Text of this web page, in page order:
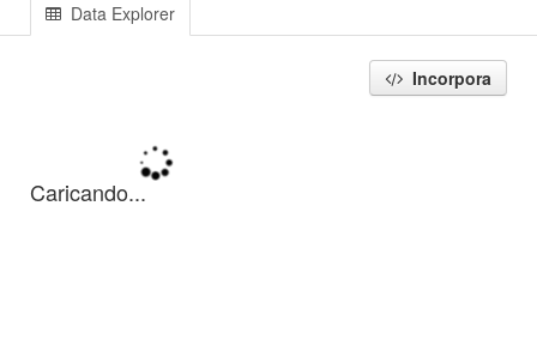
Data Explorer
Incorpora